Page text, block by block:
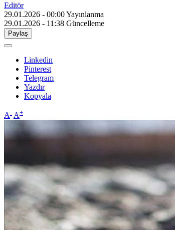
Editör
29.01.2026 - 00:00Yayınlanma
29.01.2026 - 11:38 Güncelleme
Paylaş
Linkedin
Pinterest
Telegram
Yazdır
Kopyala
A- A+